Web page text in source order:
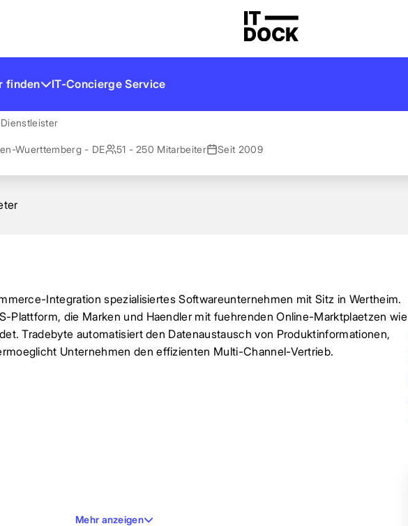
finden IT-Concierge Service
Software
Wuerttemberg - DE 51 - 250 Mitarbeiter Seit 2009
Integration spezialisiertes Softwareunternehmen mit Sitz in Wertheim.
Plattform, die Marken und Haendler mit fuehrenden Online-Marktplaetzen wie
Tradebyte automatisiert den Datenaustausch von Produktinformationen,
Unternehmen den effizienten Multi-Channel-Vertrieb.
Mehr anzeigen